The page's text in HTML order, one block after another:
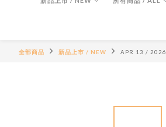
全部商品 新品上市 / NEW APR 13 / 2026